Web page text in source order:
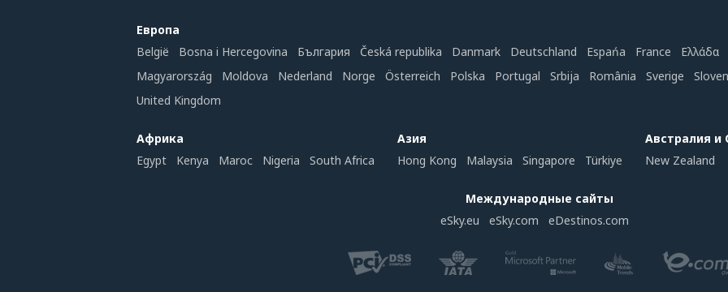
Европа
België
Bosna i Hercegovina България Česká republika Danmark Deutschland Espańa France
Ελλάδα
Magyarország
Moldova Nederland Norge Österreich Polska Portugal Srbija România Sverige
United Kingdom
Африка
Egypt
Kenya Maroc Nigeria South Africa
Азия
Hong Kong
Malaysia Singapore Türkiye
Австралия и
New Zealand
Международные сайты
eSky.eu
eSky.com eDestinos.com